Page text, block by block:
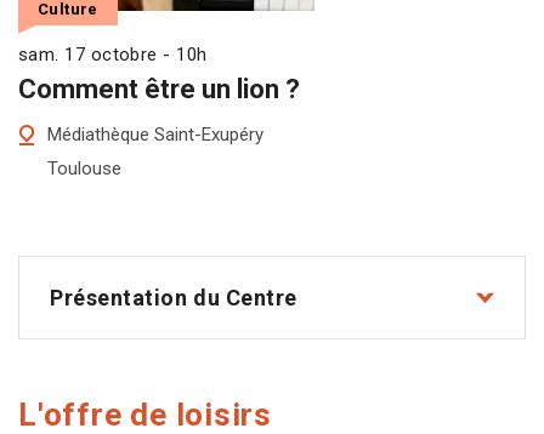
Comment être un lion ?
Culture
sam. 17 octobre - 10h
Médiathèque Saint-Exupéry
Toulouse
Présentation du Centre
L'offre de loisirs